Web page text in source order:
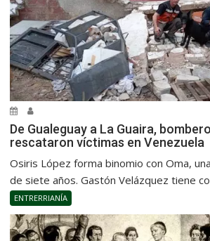
De Gualeguay a La Guaira,
rescataron víctimas en Venezuela
Osiris López forma binomio con Oma,
de siete años. Gastón Velázquez tiene
ENTRERRIANÍA